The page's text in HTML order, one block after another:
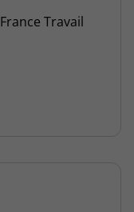
France Travail